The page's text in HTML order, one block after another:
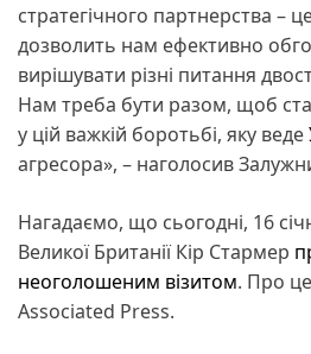
стратегічного партнерства –
дозволить нам ефективно
вирішувати різні питання
Нам треба бути разом, щоб
у цій важкій боротьбі, яку веде
агресора», – наголосив
Нагадаємо, що сьогодні, 16
Великої Британії Кір Стармер
неоголошеним візитом. Про
Associated Press.